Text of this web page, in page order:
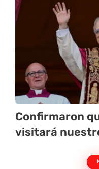
Confirmaron
visitará